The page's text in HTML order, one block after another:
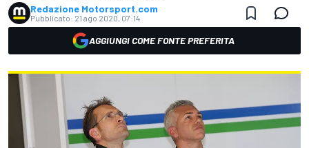
Redazione Motorsport.com
Pubblicato: 21 ago 2020, 07:14
AGGIUNGI COME FONTE PREFERITA